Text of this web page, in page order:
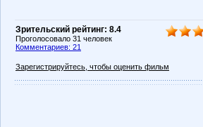
Зрительский рейтинг: 8.4
Проголосовало 31 человек
Комментариев: 21
Зарегистрируйтесь, чтобы оценить фильм